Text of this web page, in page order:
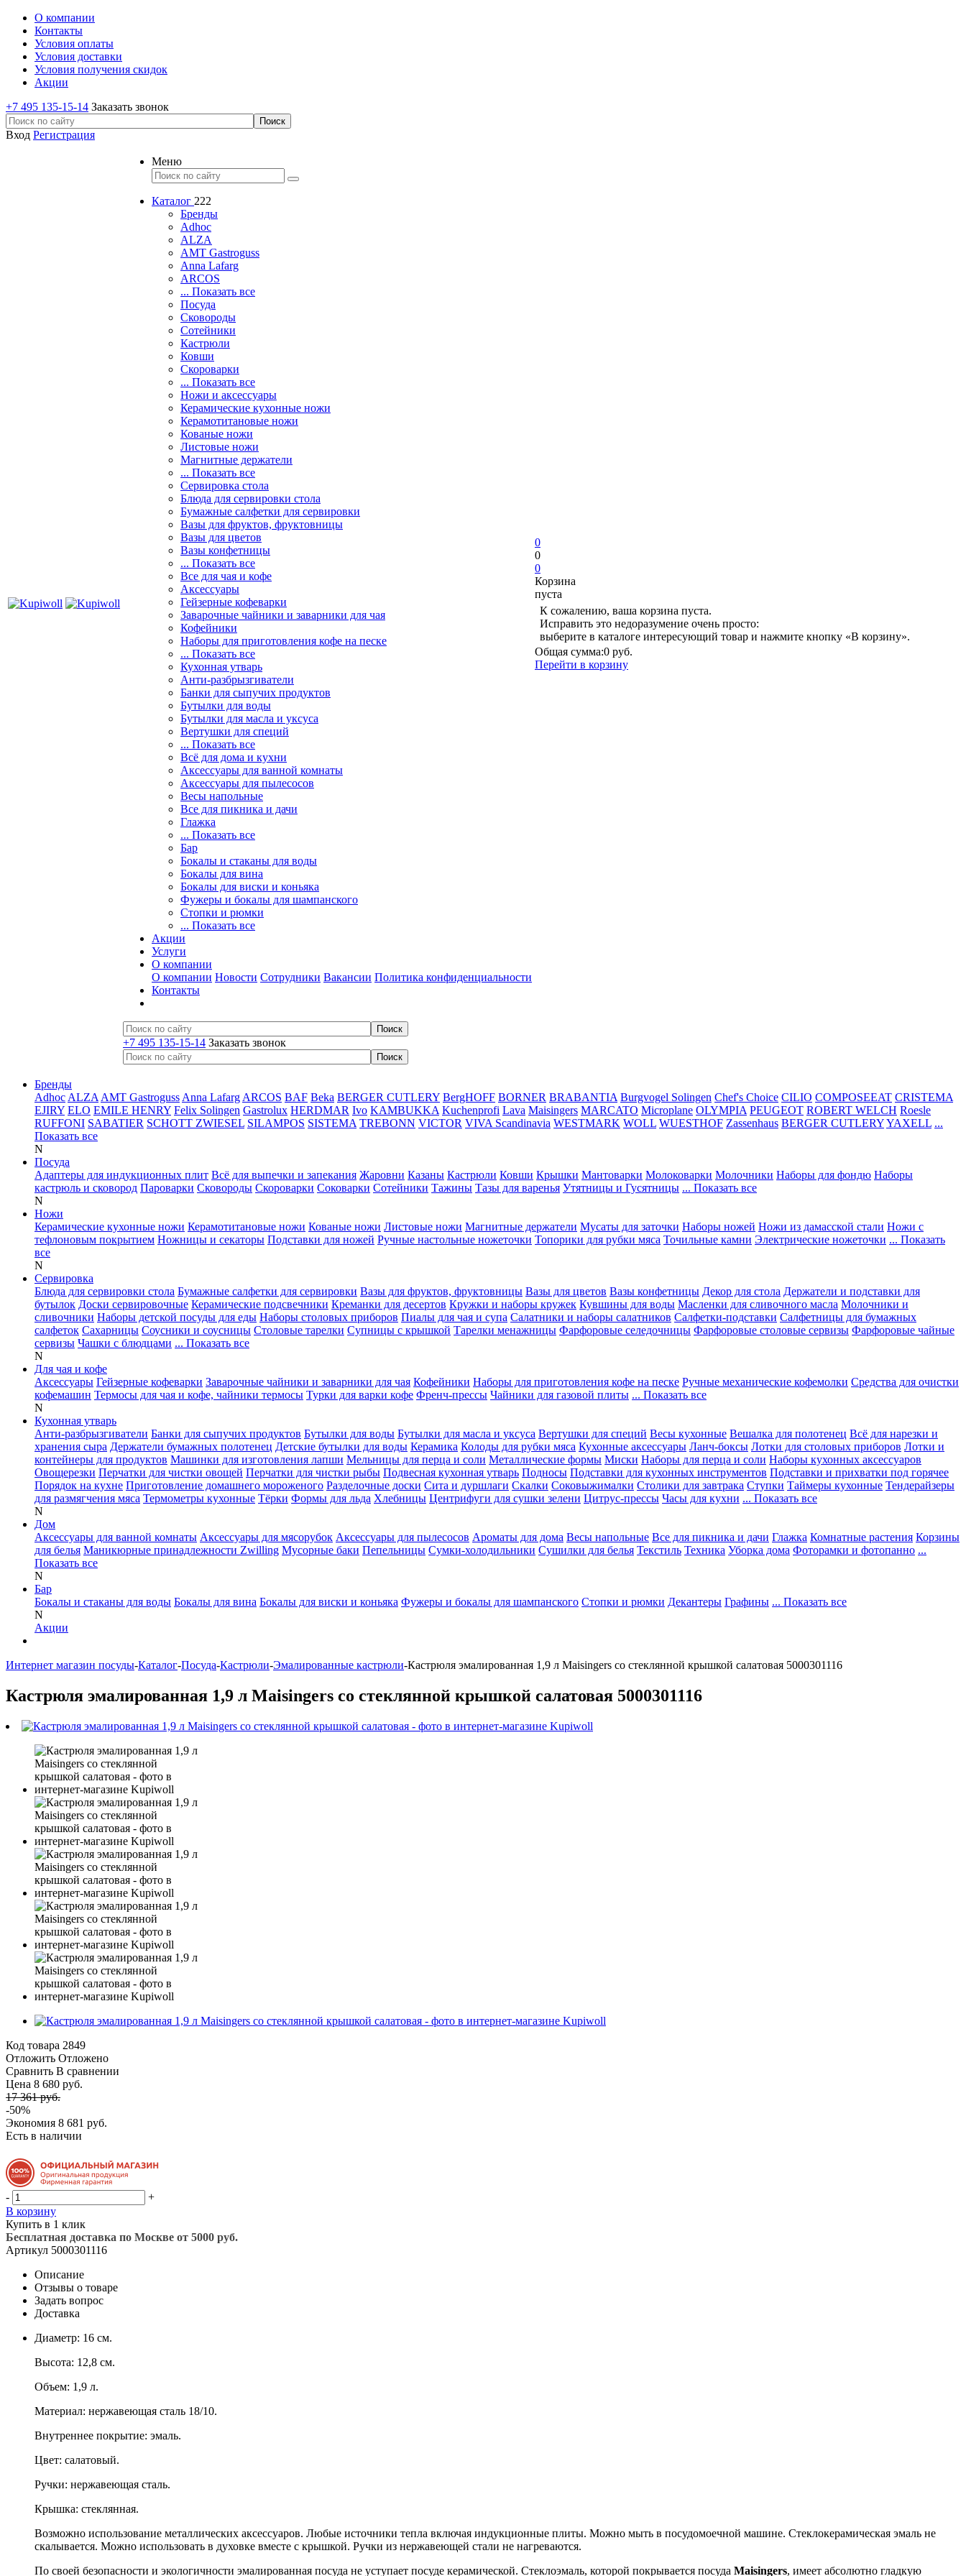
О компании
Контакты
Условия оплаты
Условия доставки
Условия получения скидок
Акции
+7 495 135-15-14 Заказать звонок
Вход Регистрация
Меню
Каталог 222
Бренды
Adhoc
ALZA
AMT Gastroguss
Anna Lafarg
ARCOS
... Показать все
Посуда
Сковороды
Сотейники
Кастрюли
Ковши
Скороварки
... Показать все
Ножи и аксессуары
Керамические кухонные ножи
Керамотитановые ножи
Кованые ножи
Листовые ножи
Магнитные держатели
... Показать все
Сервировка стола
Блюда для сервировки стола
Бумажные салфетки для сервировки
Вазы для фруктов, фруктовницы
Вазы для цветов
Вазы конфетницы
... Показать все
Все для чая и кофе
Аксессуары
Гейзерные кофеварки
Заварочные чайники и заварники для чая
Кофейники
Наборы для приготовления кофе на песке
... Показать все
Кухонная утварь
Анти-разбрызгиватели
Банки для сыпучих продуктов
Бутылки для воды
Бутылки для масла и уксуса
Вертушки для специй
... Показать все
Всё для дома и кухни
Аксессуары для ванной комнаты
Аксессуары для пылесосов
Весы напольные
Все для пикника и дачи
Глажка
... Показать все
Бар
Бокалы и стаканы для воды
Бокалы для вина
Бокалы для виски и коньяка
Фужеры и бокалы для шампанского
Стопки и рюмки
... Показать все
Акции
Услуги
О компании
О компании Новости Сотрудники Вакансии Политика конфиденциальности
Контакты
+7 495 135-15-14 Заказать звонок
0
0
0
Корзина
пуста
К сожалению, ваша корзина пуста.
Исправить это недоразумение очень просто:
выберите в каталоге интересующий товар и нажмите кнопку «В корзину».
Общая сумма:0 руб.
Перейти в корзину
Бренды
Adhoc ALZA AMT Gastroguss Anna Lafarg ARCOS BAF Beka BERGER CUTLERY BergHOFF BORNER BRABANTIA Burgvogel Solingen Chef's Choice CILIO COMPOSEEAT CRISTEMA
EJIRY ELO EMILE HENRY Felix Solingen Gastrolux HERDMAR Ivo KAMBUKKA Kuchenprofi Lava Maisingers MARCATO Microplane OLYMPIA PEUGEOT ROBERT WELCH Roesle
RUFFONI SABATIER SCHOTT ZWIESEL SILAMPOS SISTEMA TREBONN VICTOR VIVA Scandinavia WESTMARK WOLL WUESTHOF Zassenhaus BERGER CUTLERYYAXELL ...
Показать все
N
Посуда
Адаптеры для индукционных плит Всё для выпечки и запекания Жаровни Казаны Кастрюли Ковши Крышки Мантоварки Молоковарки Молочники Наборы для фондю Наборы
кастрюль и сковород Пароварки Сковороды Скороварки Соковарки Сотейники Тажины Тазы для варенья Утятницы и Гусятницы ... Показать все
N
Ножи
Керамические кухонные ножи Керамотитановые ножи Кованые ножи Листовые ножи Магнитные держатели Мусаты для заточки Наборы ножей Ножи из дамасской стали Ножи с
тефлоновым покрытием Ножницы и секаторы Подставки для ножей Ручные настольные ножеточки Топорики для рубки мяса Точильные камни Электрические ножеточки ... Показать
все
N
Сервировка
Блюда для сервировки стола Бумажные салфетки для сервировки Вазы для фруктов, фруктовницы Вазы для цветов Вазы конфетницы Декор для стола Держатели и подставки для
бутылок Доски сервировочные Керамические подсвечники Креманки для десертов Кружки и наборы кружек Кувшины для воды Масленки для сливочного масла Молочники и
сливочники Наборы детской посуды для еды Наборы столовых приборов Пиалы для чая и супа Салатники и наборы салатников Салфетки-подставки Салфетницы для бумажных
салфеток Сахарницы Соусники и соусницы Столовые тарелки Супницы с крышкой Тарелки менажницы Фарфоровые селедочницы Фарфоровые столовые сервизы Фарфоровые чайные
сервизы Чашки с блюдцами ... Показать все
N
Для чая и кофе
Аксессуары Гейзерные кофеварки Заварочные чайники и заварники для чая Кофейники Наборы для приготовления кофе на песке Ручные механические кофемолки Средства для очистки
кофемашин Термосы для чая и кофе, чайники термосы Турки для варки кофе Френч-прессы Чайники для газовой плиты ... Показать все
N
Кухонная утварь
Анти-разбрызгиватели Банки для сыпучих продуктов Бутылки для воды Бутылки для масла и уксуса Вертушки для специй Весы кухонные Вешалка для полотенец Всё для нарезки и
хранения сыра Держатели бумажных полотенец Детские бутылки для воды Керамика Колоды для рубки мяса Кухонные аксессуары Ланч-боксы Лотки для столовых приборов Лотки и
контейнеры для продуктов Машинки для изготовления лапши Мельницы для перца и соли Металлические формы Миски Наборы для перца и соли Наборы кухонных аксессуаров
Овощерезки Перчатки для чистки овощей Перчатки для чистки рыбы Подвесная кухонная утварь Подносы Подставки для кухонных инструментов Подставки и прихватки под горячее
Порядок на кухне Приготовление домашнего мороженого Разделочные доски Сита и дуршлаги Скалки Соковыжималки Столики для завтрака Ступки Таймеры кухонные Тендерайзеры
для размягчения мяса Термометры кухонные Тёрки Формы для льда Хлебницы Центрифуги для сушки зелени Цитрус-прессы Часы для кухни ... Показать все
N
Дом
Аксессуары для ванной комнаты Аксессуары для мясорубок Аксессуары для пылесосов Ароматы для дома Весы напольные Все для пикника и дачи Глажка Комнатные растения Корзины
для белья Маникюрные принадлежности Zwilling Мусорные баки Пепельницы Сумки-холодильники Сушилки для белья Текстиль Техника Уборка дома Фоторамки и фотопанно ...
Показать все
N
Бар
Бокалы и стаканы для воды Бокалы для вина Бокалы для виски и коньяка Фужеры и бокалы для шампанского Стопки и рюмки Декантеры Графины ... Показать все
N
Акции
Интернет магазин посуды-Каталог-Посуда-Кастрюли-Эмалированные кастрюли-Кастрюля эмалированная 1,9 л Maisingers со стеклянной крышкой салатовая 5000301116
Кастрюля эмалированная 1,9 л Maisingers со стеклянной крышкой салатовая 5000301116
Код товара 2849
Отложить Отложено
Сравнить В сравнении
Цена 8 680 руб.
17 361 руб.
-50%
Экономия 8 681 руб.
Есть в наличии
-
+
В корзину
Купить в 1 клик
Бесплатная доставка по Москве от 5000 руб.
Артикул 5000301116
Описание
Отзывы о товаре
Задать вопрос
Доставка
Диаметр: 16 см.
Высота: 12,8 см.
Объем: 1,9 л.
Материал: нержавеющая сталь 18/10.
Внутреннее покрытие: эмаль.
Цвет: салатовый.
Ручки: нержавеющая сталь.
Крышка: стеклянная.
Возможно использование металлических аксессуаров. Любые источники тепла включая индукционные плиты. Можно мыть в посудомоечной машине. Стеклокерамическая эмаль не
скалывается. Можно использовать в духовке вместе с крышкой. Ручки из нержавеющей стали не нагреваются.
По своей безопасности и экологичности эмалированная посуда не уступает посуде керамической. Стеклоэмаль, которой покрывается посуда Maisingers, имеет абсолютно гладкую